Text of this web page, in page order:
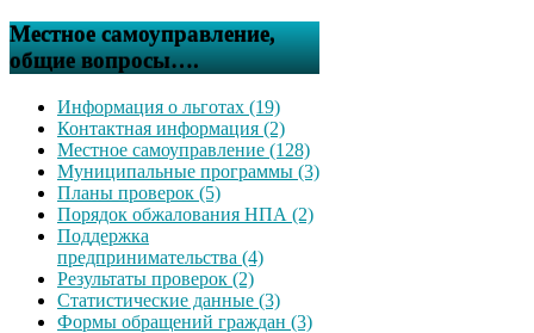
Местное самоуправление,
общие вопросы….
Информация о льготах (19)
Контактная информация (2)
Местное самоуправление (128)
Муниципальные программы (3)
Планы проверок (5)
Порядок обжалования НПА (2)
Поддержка
предпринимательства (4)
Результаты проверок (2)
Статистические данные (3)
Формы обращений граждан (3)